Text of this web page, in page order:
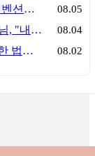
부산컨벤션산업협회, 싱가포르전시컨벤션협회(SACEOS)와 업무협약 체결… 아시아 마이스 협력 확대 08.05
행사기획자 새내기 | 상상이룸 김지연님, "내 맘대로, 내 뜻대로 행사를 만든다 08.04
[팩트체크#02] 행사기획자 연봉, 희한한 법칙~ '첨에는 비실, 3년만 지나면 튼실' 08.02